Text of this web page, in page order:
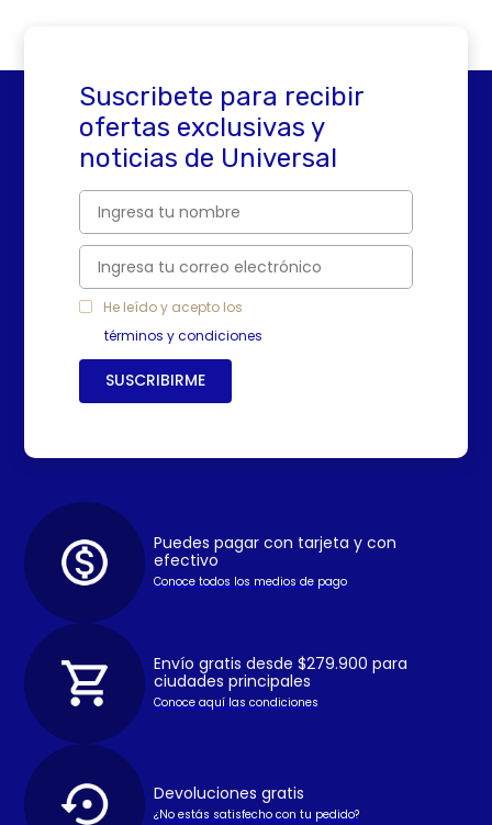
Suscribete para recibir
ofertas exclusivas y
noticias de Universal
He leído y acepto los
términos y condiciones
SUSCRIBIRME
Puedes pagar con tarjeta y con
efectivo
Conoce todos los medios de pago
Envío gratis desde $279.900 para
ciudades principales
Conoce aquí las condiciones
Devoluciones gratis
¿No estás satisfecho con tu pedido?